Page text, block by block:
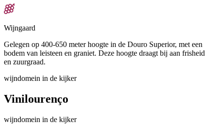
Wijngaard
Gelegen op 400-650 meter hoogte in de Douro Superior, met een
bodem van leisteen en graniet. Deze hoogte draagt bij aan frisheid
en zuurgraad.
wijndomein in de kijker
Vinilourenço
wijndomein in de kijker